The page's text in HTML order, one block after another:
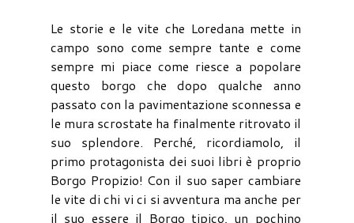
Le storie e le vite che Loredana mette in
campo sono come sempre tante e come
sempre mi piace come riesce a popolare
questo borgo che dopo qualche anno
passato con la pavimentazione sconnessa e
le mura scrostate ha finalmente ritrovato il
suo splendore. Perché, ricordiamolo, il
primo protagonista dei suoi libri è proprio
Borgo Propizio! Con il suo saper cambiare
le vite di chi vi ci si avventura ma anche per
il suo essere il Borgo tipico, un pochino